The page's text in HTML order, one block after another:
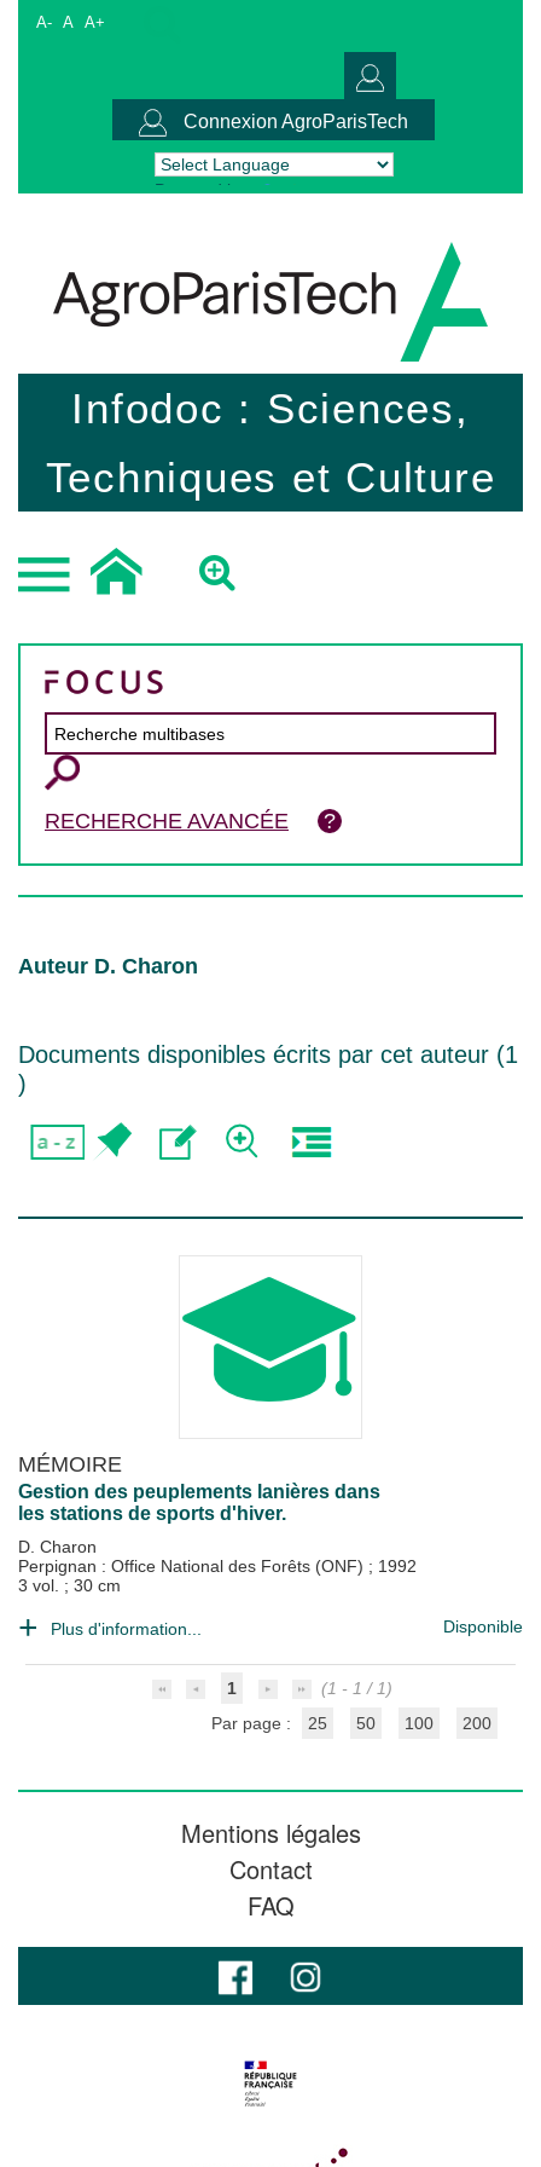
A- A A+
Connexion AgroParisTech
Powered by Translate
Infodoc : Sciences,
Techniques et Culture
RECHERCHE AVANCÉE
Auteur D. Charon
Documents disponibles écrits par cet auteur (1
)
MÉMOIRE
Gestion des peuplements lanières dans
les stations de sports d'hiver.
D. Charon
Perpignan : Office National des Forêts (ONF) ; 1992
3 vol. ; 30 cm
Plus d'information... Disponible
1
(1 - 1 / 1)
Par page :
25 50 100 200
Mentions légales
Contact
FAQ